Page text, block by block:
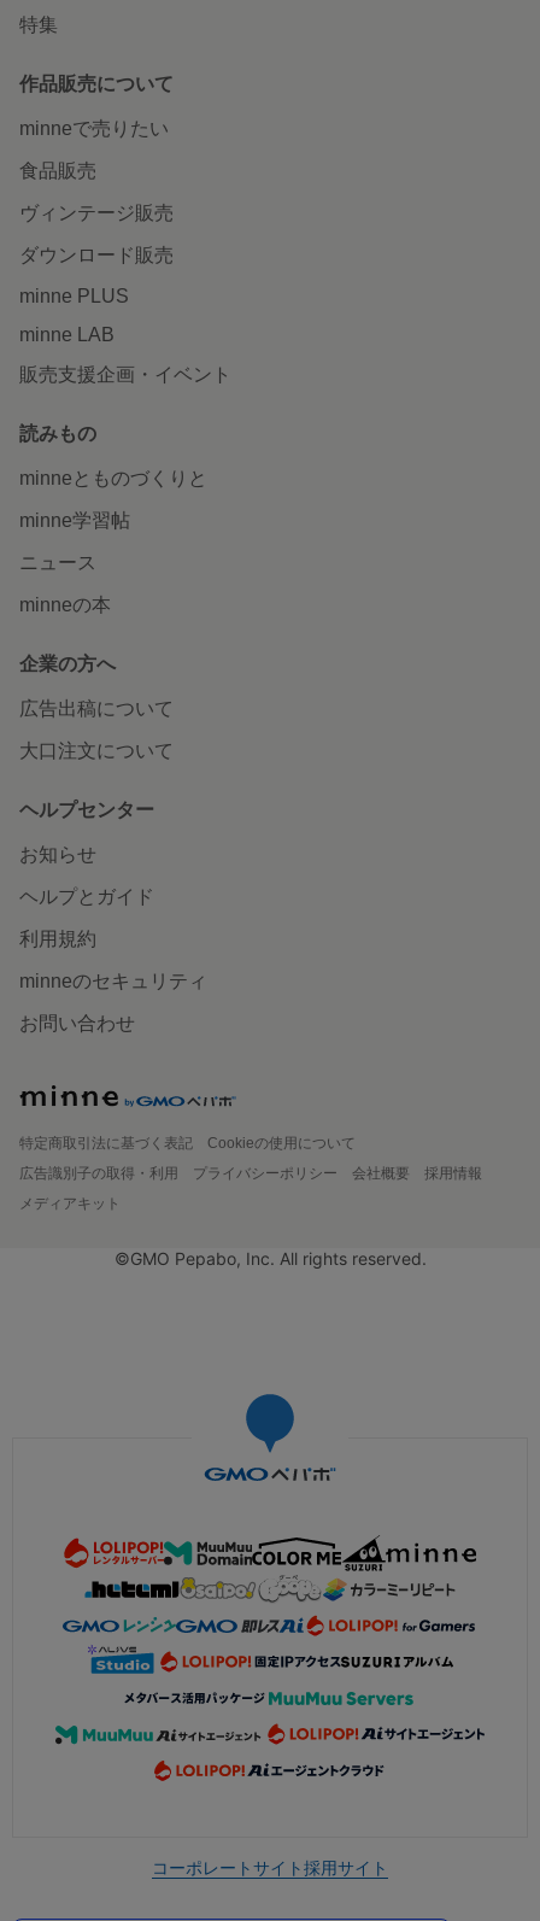
特集
作品販売について
minneで売りたい
食品販売
ヴィンテージ販売
ダウンロード販売
minne PLUS
minne LAB
販売支援企画・イベント
読みもの
minneとものづくりと
minne学習帖
ニュース
minneの本
企業の方へ
広告出稿について
大口注文について
ヘルプセンター
お知らせ
ヘルプとガイド
利用規約
minneのセキュリティ
お問い合わせ
特定商取引法に基づく表記
Cookieの使用について
広告識別子の取得・利用
プライバシーポリシー 会社概要
採用情報
メディアキット
©GMO Pepabo, Inc. All rights reserved.
コーポレートサイト採用サイト